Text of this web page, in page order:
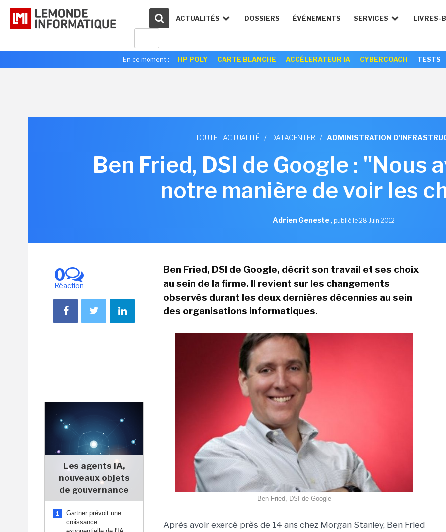
ACTUALITÉS DOSSIERS ÉVÉNEMENTS SERVICES LIVRES-
En ce moment : HP POLY CARTE BLANCHE ACCÉLERATEUR IA CYBERCOACH TESTS
TOUTE L'ACTUALITÉ / DATACENTER / ADMINISTRATION
Ben Fried, DSI de Google : "Nous
notre manière de voir les
Adrien Geneste, publié le 28 Juin 2012
0
Réaction
Les agents IA,
nouveaux objets
de gouvernance
1
Gartner prévoit une
croissance
Ben Fried, DSI de Google, décrit son travail et ses choix
au sein de la firme. Il revient sur les changements
observés durant les deux dernières décennies au sein
des organisations informatiques.
Ben Fried, DSI de Google
Après avoir exercé près de 14 ans chez Morgan Stanley, Ben Fried